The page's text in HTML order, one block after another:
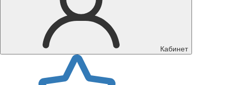
Кабинет